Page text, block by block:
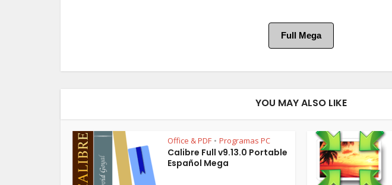
Full Mega
YOU MAY ALSO LIKE
Office & PDF • Programas PC
Calibre Full v9.13.0 Portable
Español Mega